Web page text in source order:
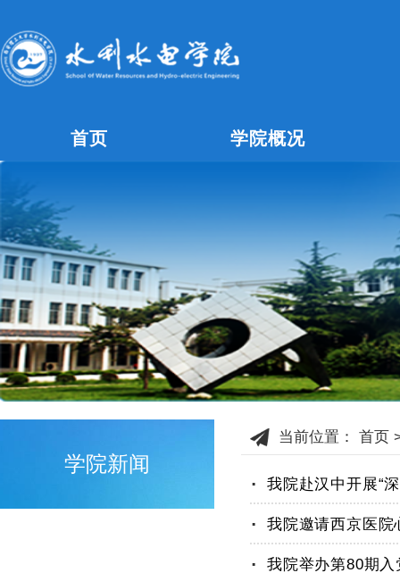
首页 学院概况
学院新闻
当前位置： 首页
. 我院赴汉中开展“
. 我院邀请西京医院
. 我院举办第80期